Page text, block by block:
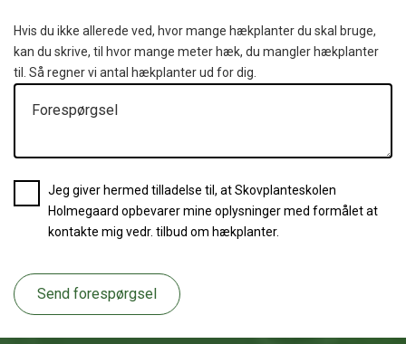
Hvis du ikke allerede ved, hvor mange hækplanter du skal bruge,
kan du skrive, til hvor mange meter hæk, du mangler hækplanter
til. Så regner vi antal hækplanter ud for dig.
Forespørgsel
Jeg giver hermed tilladelse til, at Skovplanteskolen
Holmegaard opbevarer mine oplysninger med formålet at
kontakte mig vedr. tilbud om hækplanter.
Send forespørgsel